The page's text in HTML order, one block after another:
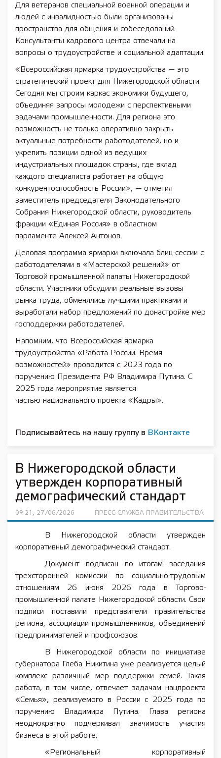
Для ветеранов специальной военной операции и
людей с инвалидностью были организованы
пространства для общения и собеседований.
Консультанты кадрового центра отвечали на
вопросы о трудоустройстве и социальной адаптации.
«Всероссийская ярмарка трудоустройства — это
стратегический проект для Нижегородской области.
Сегодня мы строим каркас экономики будущего,
объединяя запросы молодежи с перспективными
задачами промышленности. Для региона это
возможность не только оперативно закрыть
актуальные потребности работодателей, но и
укрепить позиции одной из ведущих
индустриальных площадок страны, где вклад
каждого специалиста работает на общую
конкурентоспособность России», — отметил
заместитель председателя Законодательного
Собрания Нижегородской области, руководитель
фракции «Единая Россия» в областном
парламенте Алексей Антонов.
Деловая программа ярмарки включала блиц-сессии с
работодателями в «Мастерской решений» от
Торговой промышленной палаты Нижегородской
области. Участники обсудили реальные вызовы
рынка труда, обменялись лучшими практиками и
выработали набор предложений по донастройке мер
господдержки работодателей.
Напомним, что Всероссийская ярмарка
трудоустройства «Работа России. Время
возможностей» проводится с 2023 года по
поручению Президента РФ Владимира Путина. С
2025 года мероприятие является
частью национального проекта «Кадры».
Подписывайтесь на нашу группу в ВКонтакте
В Нижегородской области
утвержден корпоративный
демографический стандарт
09:21, 27/06/2026 ПРЕСС-СЛУЖБА ПРАВИТЕЛЬСТВА
В Нижегородской области утвержден
корпоративный демографический стандарт.
Документ подписан по итогам заседания
трехсторонней комиссии по социально-трудовым
отношениям 26 июня 2026 года в Торгово-
промышленной палате Нижегородской области. Свои
подписи поставили представители правительства
региона, ассоциации промышленников, объединений
предпринимателей и профсоюзов.
В Нижегородской области по инициативе
губернатора Глеба Никитина уже реализуется целый
комплекс различный мер поддержки семей. Такая
работа, в том числе, отвечает задачам нацпроекта
«Семья», реализуемого в России с 2025 года по
поручению Владимира Путина. Глава региона
неоднократно подчеркивал значимость участия
бизнеса в этой работе.
«Региональный корпоративный